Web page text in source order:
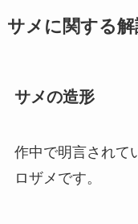
サメに関する解
サメの造形
作中で明言されて
ロザメです。